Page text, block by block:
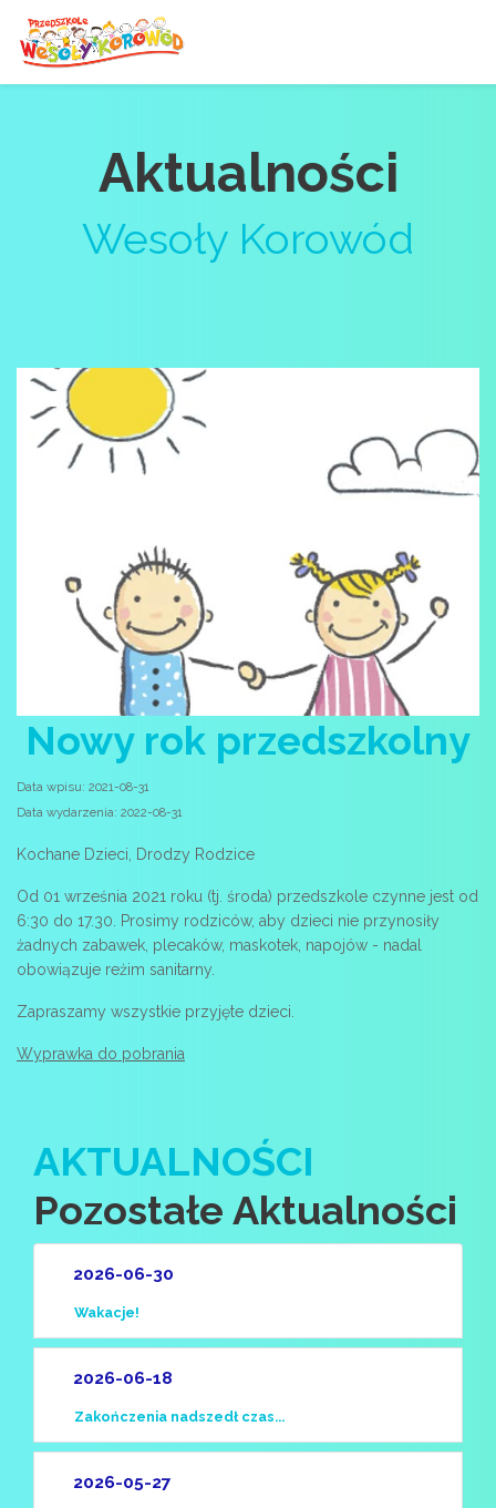
Aktualności
Wesoły Korowód
Nowy rok przedszkolny
Data wpisu: 2021-08-31
Data wydarzenia: 2022-08-31
Kochane Dzieci, Drodzy Rodzice
Od 01 września 2021 roku (tj. środa) przedszkole czynne jest od
6:30 do 17.30. Prosimy rodziców, aby dzieci nie przynosiły
żadnych zabawek, plecaków, maskotek, napojów - nadal
obowiązuje reżim sanitarny.
Zapraszamy wszystkie przyjęte dzieci.
Wyprawka do pobrania
AKTUALNOŚCI
Pozostałe Aktualności
2026-06-30
Wakacje!
2026-06-18
Zakończenia nadszedł czas...
2026-05-27